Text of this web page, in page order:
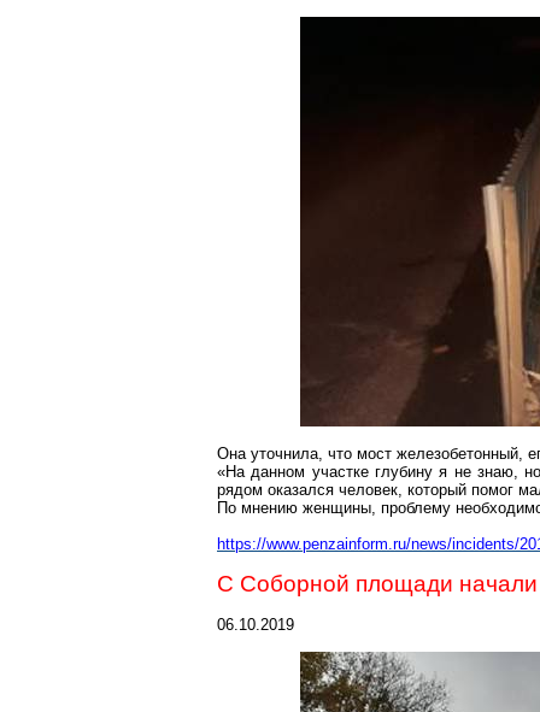
Она уточнила, что мост железобетонный,
«На данном участке глубину я не знаю,
рядом оказался человек, который помог
По мнению женщины, проблему
https://www.penzainform.ru/news/incidents/
С Соборной площади начали
06.10.2019